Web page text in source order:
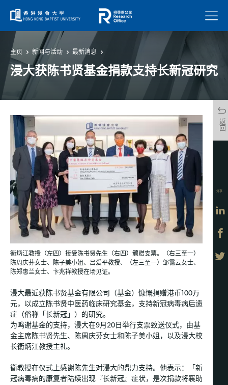
菜单
主页 新闻与活动 最新消息
浸大获陈书贤基金捐款支持长新冠研究
返回
衞炳江教授（左四）接受陈书贤先生（右四）颁赠支票。（右三至一）
陈周庆芬女士、陈子美小姐、吕爱平教授、（左三至一）邹霭云女士、
陈郑惠兰女士、卞兆祥教授在场见证。
浸大最近获陈书贤基金有限公司（基金）慷慨捐赠港币100万
元，以成立陈书贤中医药临床研究基金，支持新冠病毒病后遗
症（俗称「长新冠」）的研究。
为鸣谢基金的支持，浸大在9月20日举行支票致送仪式，由基
金主席陈书贤先生、陈周庆芬女士和陈子美小姐，以及浸大校
长衞炳江教授主礼。
衞教授在仪式上感谢陈先生对浸大的鼎力支持。他表示：「新
冠病毒病的康复者陆续出现『长新冠』症状，是次捐款将襄助
分享